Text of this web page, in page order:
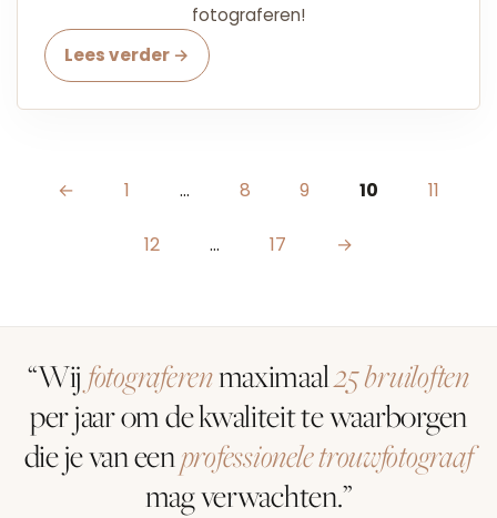
fotograferen!
Lees verder →
Berichten paginering
← 1 … 8 9 10 11
12 … 17 →
“Wij fotograferenmaximaal25 bruiloften
per jaar om de kwaliteit te waarborgen
die je van eenprofessionele trouwfotograaf
mag verwachten.”